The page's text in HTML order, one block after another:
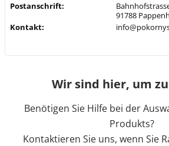
Postanschrift:
91788
Kontakt:
Wir sind hier, um
Benötigen Sie Hilfe bei der
Produkts?
Kontaktieren Sie uns, wenn Sie